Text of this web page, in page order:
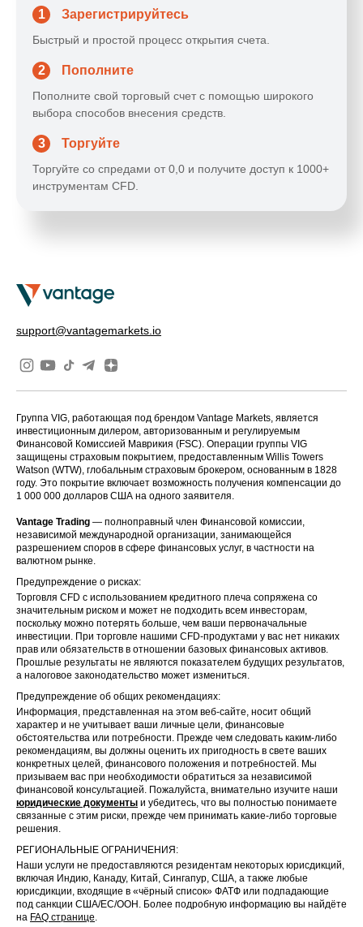
1 Зарегистрируйтесь
Быстрый и простой процесс открытия счета.
2 Пополните
Пополните свой торговый счет с помощью широкого
выбора способов внесения средств.
3 Торгуйте
Торгуйте со спредами от 0,0 и получите доступ к 1000+
инструментам CFD.
support@vantagemarkets.io
Группа VIG, работающая под брендом Vantage Markets, является
инвестиционным дилером, авторизованным и регулируемым
Финансовой Комиссией Маврикия (FSC). Операции группы VIG
защищены страховым покрытием, предоставленным Willis Towers
Watson (WTW), глобальным страховым брокером, основанным в 1828
году. Это покрытие включает возможность получения компенсации до
1 000 000 долларов США на одного заявителя.
Vantage Trading — полноправный член Финансовой комиссии,
независимой международной организации, занимающейся
разрешением споров в сфере финансовых услуг, в частности на
валютном рынке.
Предупреждение о рисках:
Торговля CFD с использованием кредитного плеча сопряжена со
значительным риском и может не подходить всем инвесторам,
поскольку можно потерять больше, чем ваши первоначальные
инвестиции. При торговле нашими CFD-продуктами у вас нет никаких
прав или обязательств в отношении базовых финансовых активов.
Прошлые результаты не являются показателем будущих результатов,
а налоговое законодательство может измениться.
Предупреждение об общих рекомендациях:
Информация, представленная на этом веб-сайте, носит общий
характер и не учитывает ваши личные цели, финансовые
обстоятельства или потребности. Прежде чем следовать каким-либо
рекомендациям, вы должны оценить их пригодность в свете ваших
конкретных целей, финансового положения и потребностей. Мы
призываем вас при необходимости обратиться за независимой
финансовой консультацией. Пожалуйста, внимательно изучите наши
юридические документы и убедитесь, что вы полностью понимаете
связанные с этим риски, прежде чем принимать какие-либо торговые
решения.
РЕГИОНАЛЬНЫЕ ОГРАНИЧЕНИЯ:
Наши услуги не предоставляются резидентам некоторых юрисдикций,
включая Индию, Канаду, Китай, Сингапур, США, а также любые
юрисдикции, входящие в «чёрный список» ФАТФ или подпадающие
под санкции США/ЕС/ООН. Более подробную информацию вы найдёте
на FAQ странице